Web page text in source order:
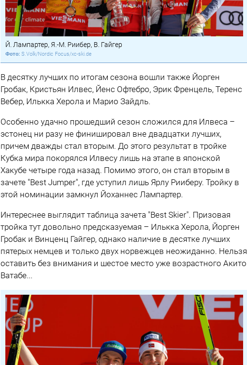
Й. Лампартер, Я.-М. Риибер, В. Гайгер
S.Volk/Nordic Focus/xc-ski.de
В десятку лучших по итогам сезона вошли также Йорген
Гробак, Кристьян Илвес, Йенс Офтебро, Эрик Френцель, Теренс
Вебер, Илькка Херола и Марио Зайдль.
Особенно удачно прошедший сезон сложился для Илвеса –
эстонец ни разу не финишировал вне двадцатки лучших,
причем дважды стал вторым. До этого результат в тройке
Кубка мира покорялся Илвесу лишь на этапе в японской
Хакубе четыре года назад. Помимо этого, он стал вторым в
зачете "Best Jumper", где уступил лишь Ярлу Рииберу. Тройку в
этой номинации замкнул Йоханнес Лампартер.
Интереснее выглядит таблица зачета "Best Skier". Призовая
тройка тут довольно предсказуемая – Илькка Херола, Йорген
Гробак и Винценц Гайгер, однако наличие в десятке лучших
пятерых немцев и только двух норвежцев неожиданно. Нельзя
оставить без внимания и шестое место уже возрастного Акито
Ватабе...